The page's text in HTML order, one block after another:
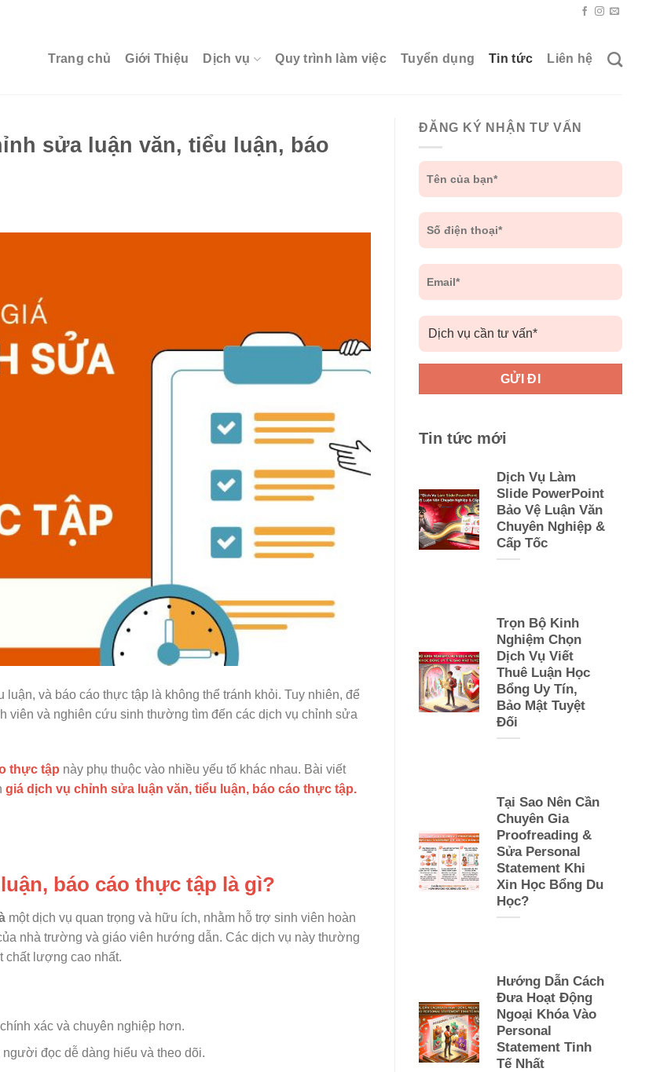
Trang chủ Giới Thiệu Dịch vụ Quy trình làm việc Tuyển dụng Tin tức Liên hệ
sửa luận văn, tiểu luận, báo
và báo cáo thực tập là không thể tránh khỏi. Tuy nhiên, để
viên và nghiên cứu sinh thường tìm đến các dịch vụ chỉnh sửa
thực tập này phụ thuộc vào nhiều yếu tố khác nhau. Bài viết
giá dịch vụ chỉnh sửa luận văn, tiểu luận, báo cáo thực tập.
báo cáo thực tập là gì?
một dịch vụ quan trọng và hữu ích, nhằm hỗ trợ sinh viên hoàn
nhà trường và giáo viên hướng dẫn. Các dịch vụ này thường
chất lượng cao nhất.
xác và chuyên nghiệp hơn.
đọc dễ dàng hiểu và theo dõi.
ĐĂNG KÝ NHẬN TƯ VẤN
Tin tức mới
Dịch Vụ Làm
Slide PowerPoint
Bảo Vệ Luận Văn
Chuyên Nghiệp &
Cấp Tốc
Trọn Bộ Kinh
Nghiệm Chọn
Dịch Vụ Viết
Thuê Luận Học
Bổng Uy Tín,
Bảo Mật Tuyệt
Đối
Tại Sao Nên Cần
Chuyên Gia
Proofreading &
Sửa Personal
Statement Khi
Xin Học Bổng Du
Học?
Hướng Dẫn Cách
Đưa Hoạt Động
Ngoại Khóa Vào
Personal
Statement Tinh
Tế Nhất